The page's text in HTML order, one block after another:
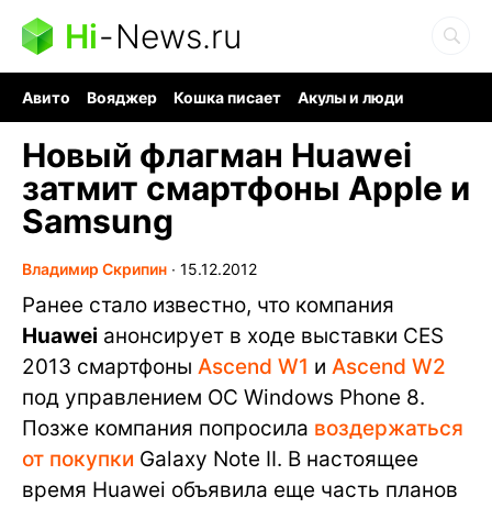
Hi-News.ru
Авито Вояджер Кошка писает
Акулы и люди
Новый флагман Huawei
затмит смартфоны Apple и
Samsung
Владимир Скрипин ∙ 15.12.2012
Ранее стало известно, что компания
Huawei анонсирует в ходе выставки CES
2013 смартфоны Ascend W1 и Ascend W2
под управлением ОС Windows Phone 8.
Позже компания попросила воздержаться
от покупки Galaxy Note II. В настоящее
время Huawei объявила еще часть планов